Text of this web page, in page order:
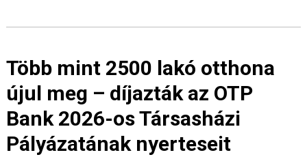
Több mint 2500 lakó otthona
újul meg – díjazták az OTP
Bank 2026-os Társasházi
Pályázatának nyerteseit